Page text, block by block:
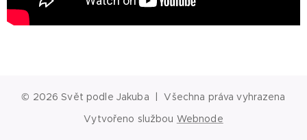
© 2026 Svět podle Jakuba | Všechna práva vyhrazena
Vytvořeno službou Webnode